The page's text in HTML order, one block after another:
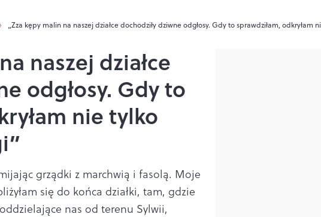
„Zza kępy malin na naszej działce dochodziły dziwne odgłosy. Gdy to sprawdziłam, odkryłam
naszej działce
odgłosy. Gdy to
nie tylko
grządki z marchwią i fasolą. Moje
się do końca działki, tam, gdzie
nas od terenu Sylwii,